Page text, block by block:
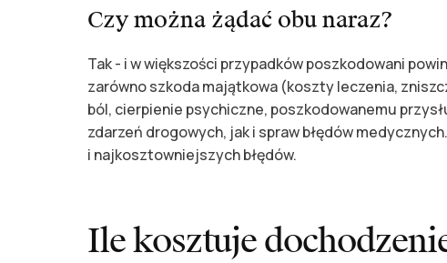
Czy można żądać obu naraz?
Tak - i w większości przypadków poszkodowani
zarówno szkoda majątkowa (koszty leczenia,
ból, cierpienie psychiczne, poszkodowanemu
zdarzeń drogowych, jak i spraw błędów
i najkosztowniejszych błędów.
Ile kosztuje